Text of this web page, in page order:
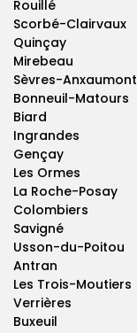
Rouillé
Scorbé-Clairvaux
Quinçay
Mirebeau
Sèvres-Anxaumont
Bonneuil-Matours
Biard
Ingrandes
Gençay
Les Ormes
La Roche-Posay
Colombiers
Savigné
Usson-du-Poitou
Antran
Les Trois-Moutiers
Verrières
Buxeuil